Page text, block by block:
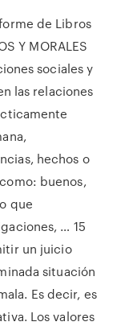
de Libros
Y MORALES
sociales y
las relaciones
hechos o
buenos,
que
… 15
un juicio
situación
Es decir, es
Los valores